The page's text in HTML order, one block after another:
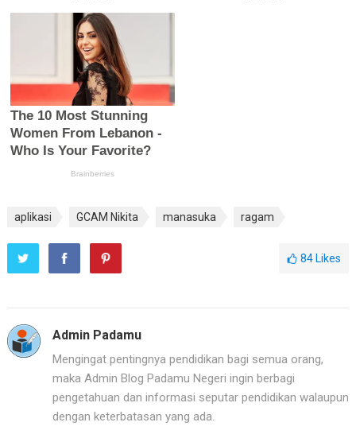
aplikasi GCAM Nikita manasuka ragam
84 Likes
Admin Padamu
Mengingat pentingnya pendidikan bagi semua orang,
maka Admin Blog Padamu Negeri ingin berbagi
pengetahuan dan informasi seputar pendidikan walaupun
dengan keterbatasan yang ada.